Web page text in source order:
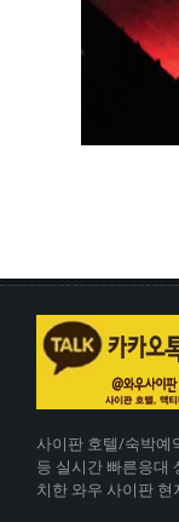
사이판 호텔/숙박예
등 실시간 빠른응대
치한 와우 사이판